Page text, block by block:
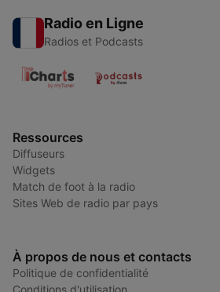
Radio en Ligne
Radios et Podcasts
Ressources
Diffuseurs
Widgets
Match de foot à la radio
Sites Web de radio par pays
À propos de nous et contacts
Politique de confidentialité